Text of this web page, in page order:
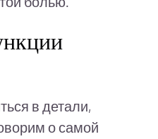
в детали,
о самой